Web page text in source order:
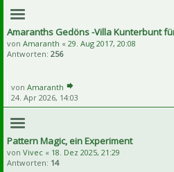
Amaranths Gedöns -Villa Kunterbunt
von Amaranth « 29. Aug 2017, 20:08
Antworten: 256
von Amaranth
24. Apr 2026, 14:03
Pattern Magic, ein Experiment
von Vivec « 18. Dez 2025, 21:29
Antworten: 14